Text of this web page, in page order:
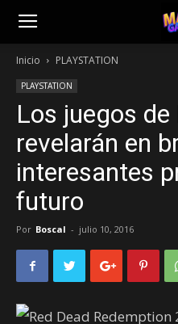
Inicio PLAYSTATION
PLAYSTATION
Los juegos
revelarán en
interesantes
futuro
Por Boscal - julio 10, 2016